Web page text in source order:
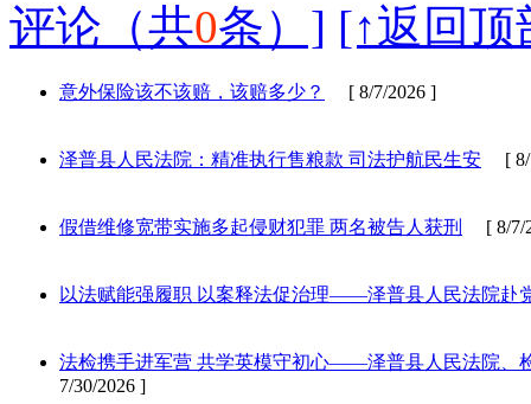
评论（共0条）] [↑返回顶
意外保险该不该赔，该赔多少？ [ 8/7/2026 ]
泽普县人民法院：精准执行售粮款 司法护航民生安 [ 8/
假借维修宽带实施多起侵财犯罪 两名被告人获刑 [ 8/7/
以法赋能强履职 以案释法促治理——泽普县人民法院赴
法检携手进军营 共学英模守初心——泽普县人民法院、
7/30/2026 ]